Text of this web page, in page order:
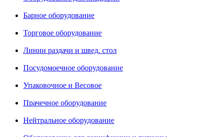
Барное оборудование
Торговое оборудование
Линии раздачи и швед. стол
Посудомоечное оборудование
Упаковочное и Весовое
Прачечное оборудование
Нейтральное оборудование